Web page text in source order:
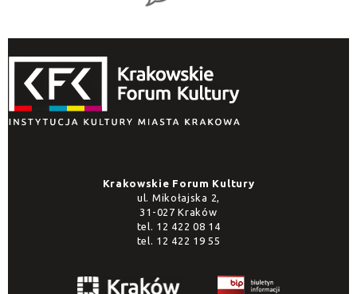
Krakowskie Forum Kultury
ul. Mikołajska 2,
31-027 Kraków
tel. 12 422 08 14
tel. 12 422 19 55